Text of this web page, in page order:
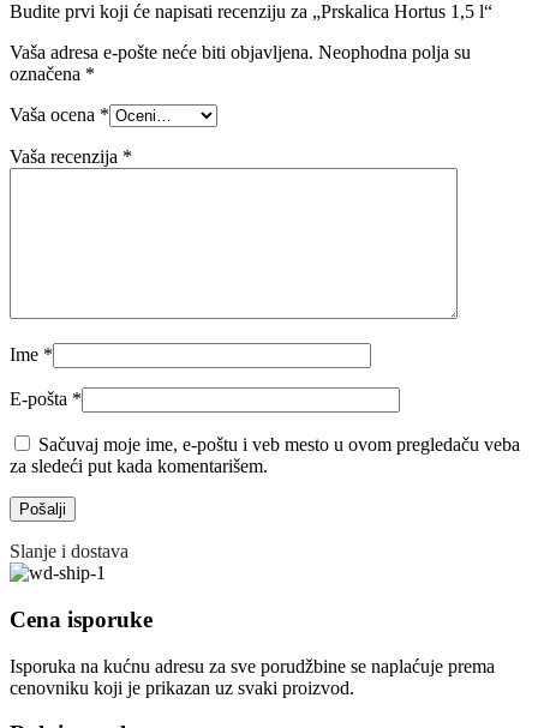
Budite prvi koji će napisati recenziju za „Prskalica Hortus 1,5 l“
Vaša adresa e-pošte neće biti objavljena. Neophodna polja su
označena *
Vaša ocena *
Vaša recenzija *
Ime *
E-pošta *
Sačuvaj moje ime, e-poštu i veb mesto u ovom pregledaču veba
za sledeći put kada komentarišem.
Slanje i dostava
Cena isporuke
Isporuka na kućnu adresu za sve porudžbine se naplaćuje prema
cenovniku koji je prikazan uz svaki proizvod.